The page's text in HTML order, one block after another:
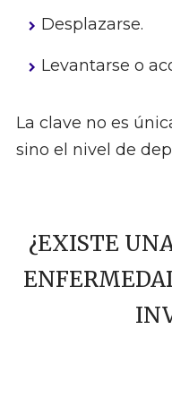
Desplazarse.
Levantarse o
La clave no es
sino el nivel de
¿EXISTE